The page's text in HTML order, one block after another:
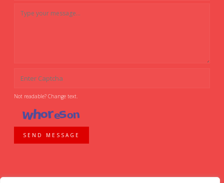
Not readable? Change text.
SEND MESSAGE